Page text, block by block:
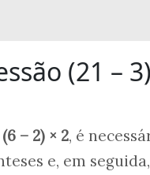
(21 –
– 2) × 2, é
e, em